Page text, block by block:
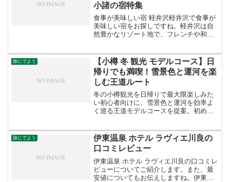
小諸の宿特集
食事が美味しい宿 軽井沢軽井沢で食事が
美味しい宿をお探しですね。軽井沢は自
然豊かなリゾート地で、フレンチや和食
せて、おすすめの宿をいくつかご紹介し
ますね。The HIR...
旅にでよう
【小樽 冬 観光 モデルコース】日
帰りでも満喫！雪景色と運河を楽
しむ王道ルート
冬の小樽観光を日帰りで最大限楽しみた
い初心者向けに、雪景色と運河を効率よ
く巡る王道モデルコースを提案。初めて
旅にでよう
伊東温泉 ホテル ラヴィエ川良の
口コミレビュー
伊東温泉 ホテル ラヴィエ川良の口コミレ
ビューについてご紹介します。また、最
安値についてもお伝えしますね。伊東温